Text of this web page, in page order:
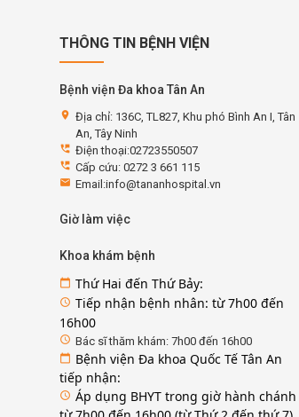
THÔNG TIN BỆNH VIỆN
Bệnh viện Đa khoa Tân An
location_on Địa chỉ: 136C, TL827, Khu phó Bình An I, Tân
An, Tây Ninh
perm_phone_msg Điện thoại:02723550507
perm_phone_msg Cấp cứu: 0272 3 661 115
email Email:info@tananhospital.vn
Giờ làm việc
Khoa khám bệnh
calendar_today Thứ Hai đến Thứ Bảy:
access_time Tiếp nhận bệnh nhân: từ 7h00 đến
16h00
access_time Bác sĩ thăm khám: 7h00 đến 16h00
calendar_today Bệnh viện Đa khoa Quốc Tế Tân An
tiếp nhận:
access_time Áp dụng BHYT trong giờ hành chánh